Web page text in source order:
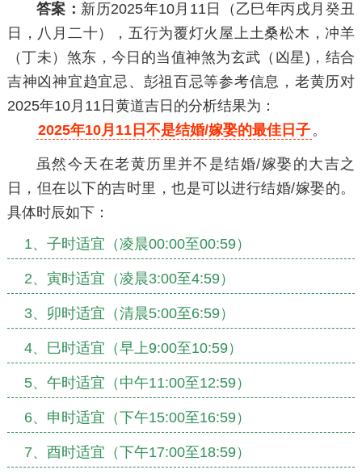
答案： 新历2025年10月11日（乙巳年丙戌月癸丑
日，八月二十），五行为覆灯火屋上土桑松木，冲羊
（丁未）煞东，今日的当值神煞为玄武（凶星)，结合
吉神凶神宜趋宜忌、彭祖百忌等参考信息，老黄历对
2025年10月11日黄道吉日的分析结果为：
2025年10月11日不是结婚/嫁娶的最佳日子。
虽然今天在老黄历里并不是结婚/嫁娶的大吉之
日，但在以下的吉时里，也是可以进行结婚/嫁娶的。
具体时辰如下：
1、子时适宜（凌晨00:00至00:59）
2、寅时适宜（凌晨3:00至4:59）
3、卯时适宜（清晨5:00至6:59）
4、巳时适宜（早上9:00至10:59）
5、午时适宜（中午11:00至12:59）
6、申时适宜（下午15:00至16:59）
7、酉时适宜（下午17:00至18:59）